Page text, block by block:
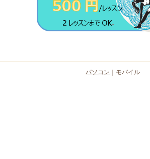
パソコン ｜モバイル